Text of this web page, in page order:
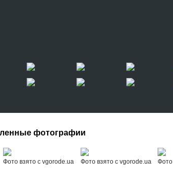
фотографии
Фото взято с vgorode.ua Фото взято с vgorode.ua Фото